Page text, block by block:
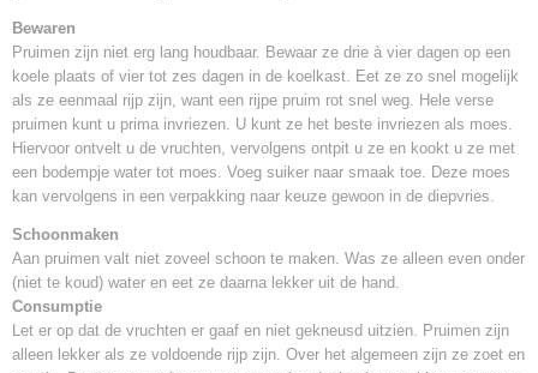
7,5 Liter
Levertijd
1-2 werkdagen
Bewaren
Pruimen zijn niet erg lang houdbaar. Bewaar ze drie à vier dagen op een
koele plaats of vier tot zes dagen in de koelkast. Eet ze zo snel mogelijk
als ze eenmaal rijp zijn, want een rijpe pruim rot snel weg. Hele verse
pruimen kunt u prima invriezen. U kunt ze het beste invriezen als moes.
Hiervoor ontvelt u de vruchten, vervolgens ontpit u ze en kookt u ze met
een bodempje water tot moes. Voeg suiker naar smaak toe. Deze moes
kan vervolgens in een verpakking naar keuze gewoon in de diepvries.
Schoonmaken
Aan pruimen valt niet zoveel schoon te maken. Was ze alleen even onder
(niet te koud) water en eet ze daarna lekker uit de hand.
Consumptie
Let er op dat de vruchten er gaaf en niet gekneusd uitzien. Pruimen zijn
alleen lekker als ze voldoende rijp zijn. Over het algemeen zijn ze zoet en